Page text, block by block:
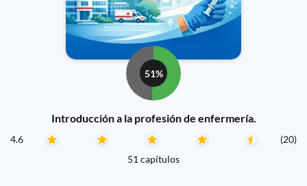
51%
Introducción a la profesión de enfermería.
4.6
(20)
51 capítulos